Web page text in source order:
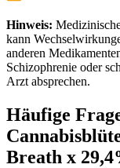
Hinweis:
kann
anderen
Schizophrenie oder
Arzt absprechen.
Häufige
Breath x